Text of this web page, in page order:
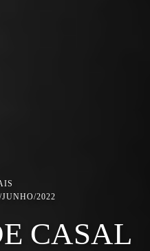
JUNHO/2022
CASAL